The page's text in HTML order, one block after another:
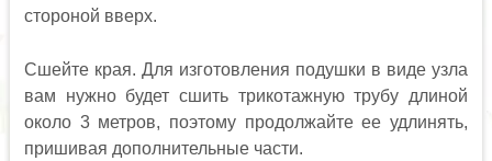
стороной вверх.
Сшейте края. Для изготовления подушки в виде узла
вам нужно будет сшить трикотажную трубу длиной
около 3 метров, поэтому продолжайте ее удлинять,
пришивая дополнительные части.